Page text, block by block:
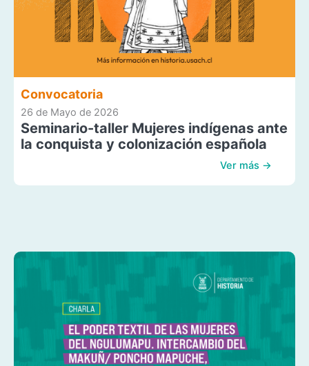
Convocatoria
26 de Mayo de 2026
Seminario-taller Mujeres indígenas ante
la conquista y colonización española
Ver más →